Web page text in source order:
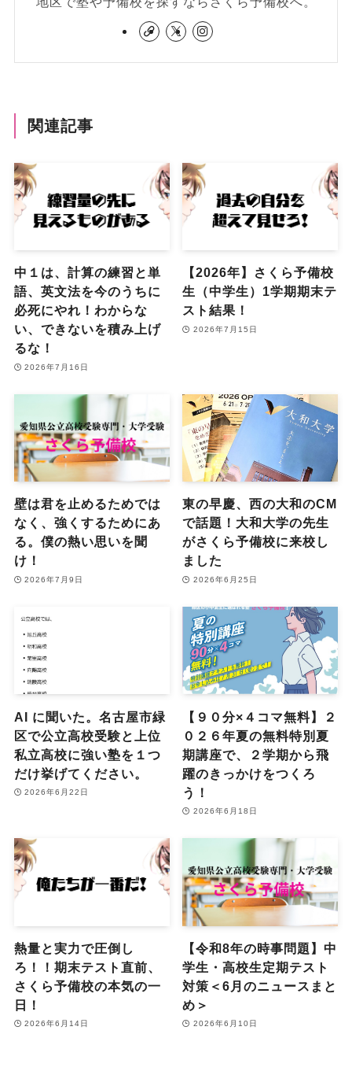
関連記事
中１は、計算の練習と単
語、英文法を今のうちに
必死にやれ！わからな
い、できないを積み上げ
るな！
2026年7月16日
【2026年】さくら予備校
生（中学生）1学期期末テ
スト結果！
2026年7月15日
壁は君を止めるためでは
なく、強くするためにあ
る。僕の熱い思いを聞
け！
2026年7月9日
東の早慶、西の大和のCM
で話題！大和大学の先生
がさくら予備校に来校し
ました
2026年6月25日
AI に聞いた。名古屋市緑
区で公立高校受験と上位
私立高校に強い塾を１つ
だけ挙げてください。
2026年6月22日
【９０分×４コマ無料】２
０２６年夏の無料特別夏
期講座で、２学期から飛
躍のきっかけをつくろ
う！
2026年6月18日
熱量と実力で圧倒し
ろ！！期末テスト直前、
さくら予備校の本気の一
日！
2026年6月14日
【令和8年の時事問題】中
学生・高校生定期テスト
対策＜6月のニュースまと
め＞
2026年6月10日